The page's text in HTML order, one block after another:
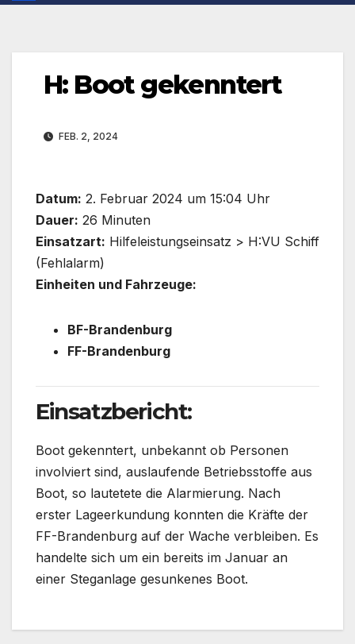
H: Boot gekenntert
FEB. 2, 2024
Datum: 2. Februar 2024 um 15:04 Uhr
Dauer: 26 Minuten
Einsatzart: Hilfeleistungseinsatz > H:VU Schiff
(Fehlalarm)
Einheiten und Fahrzeuge:
BF-Brandenburg
FF-Brandenburg
Einsatzbericht:
Boot gekenntert, unbekannt ob Personen
involviert sind, auslaufende Betriebsstoffe aus
Boot, so lautetete die Alarmierung. Nach
erster Lageerkundung konnten die Kräfte der
FF-Brandenburg auf der Wache verbleiben. Es
handelte sich um ein bereits im Januar an
einer Steganlage gesunkenes Boot.